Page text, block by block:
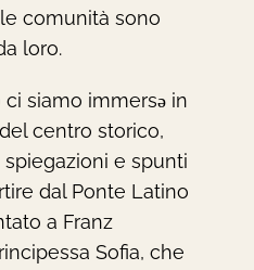
comunità sono
loro.
ci siamo immersǝ in
centro storico,
e spunti
dal Ponte Latino
a Franz
Sofia, che